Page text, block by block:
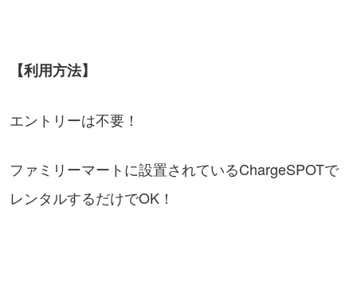
【利用方法】
エントリーは不要！
ファミリーマートに設置されているChargeSPOTで
レンタルするだけでOK！